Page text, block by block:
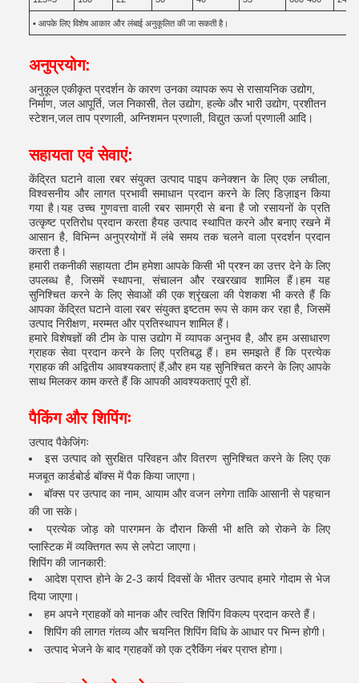
• आपके लिए विशेष आकार और लंबाई अनुकूलित की जा सकती है।
अनुप्रयोग:
अनुकूल एकीकृत प्रदर्शन के कारण उनका व्यापक रूप से रासायनिक उद्योग,
निर्माण, जल आपूर्ति, जल निकासी, तेल उद्योग, हल्के और भारी उद्योग, प्रशीतन
स्टेशन,जल ताप प्रणाली, अग्निशमन प्रणाली, विद्युत ऊर्जा प्रणाली आदि।
सहायता एवं सेवाएं:
केंद्रित घटाने वाला रबर संयुक्त उत्पाद पाइप कनेक्शन के लिए एक लचीला,
विश्वसनीय और लागत प्रभावी समाधान प्रदान करने के लिए डिज़ाइन किया
गया है।यह उच्च गुणवत्ता वाली रबर सामग्री से बना है जो रसायनों के प्रति
उत्कृष्ट प्रतिरोध प्रदान करता हैयह उत्पाद स्थापित करने और बनाए रखने में
आसान है, विभिन्न अनुप्रयोगों में लंबे समय तक चलने वाला प्रदर्शन प्रदान
करता है।
हमारी तकनीकी सहायता टीम हमेशा आपके किसी भी प्रश्न का उत्तर देने के लिए
उपलब्ध है, जिसमें स्थापना, संचालन और रखरखाव शामिल हैं।हम यह
सुनिश्चित करने के लिए सेवाओं की एक श्रृंखला की पेशकश भी करते हैं कि
आपका केंद्रित घटाने वाला रबर संयुक्त इष्टतम रूप से काम कर रहा है, जिसमें
उत्पाद निरीक्षण, मरम्मत और प्रतिस्थापन शामिल हैं।
हमारे विशेषज्ञों की टीम के पास उद्योग में व्यापक अनुभव है, और हम असाधारण
ग्राहक सेवा प्रदान करने के लिए प्रतिबद्ध हैं। हम समझते हैं कि प्रत्येक
ग्राहक की अद्वितीय आवश्यकताएं हैं,और हम यह सुनिश्चित करने के लिए आपके
साथ मिलकर काम करते हैं कि आपकी आवश्यकताएं पूरी हों.
पैकिंग और शिपिंगः
उत्पाद पैकेजिंगः
इस उत्पाद को सुरक्षित परिवहन और वितरण सुनिश्चित करने के लिए एक
मजबूत कार्डबोर्ड बॉक्स में पैक किया जाएगा।
बॉक्स पर उत्पाद का नाम, आयाम और वजन लगेगा ताकि आसानी से पहचान
की जा सके।
प्रत्येक जोड़ को पारगमन के दौरान किसी भी क्षति को रोकने के लिए
प्लास्टिक में व्यक्तिगत रूप से लपेटा जाएगा।
शिपिंग की जानकारी:
आदेश प्राप्त होने के 2-3 कार्य दिवसों के भीतर उत्पाद हमारे गोदाम से भेज
दिया जाएगा।
हम अपने ग्राहकों को मानक और त्वरित शिपिंग विकल्प प्रदान करते हैं।
शिपिंग की लागत गंतव्य और चयनित शिपिंग विधि के आधार पर भिन्न होगी।
उत्पाद भेजने के बाद ग्राहकों को एक ट्रैकिंग नंबर प्राप्त होगा।